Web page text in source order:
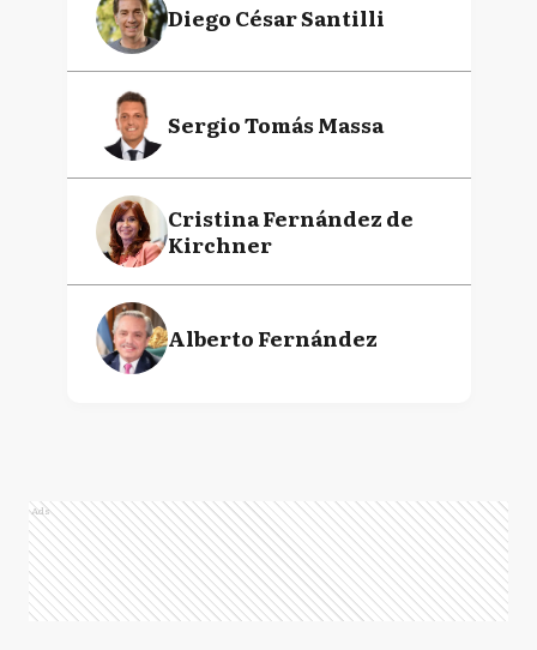
Diego César Santilli
Sergio Tomás Massa
Cristina Fernández de
Kirchner
Alberto Fernández
Ads